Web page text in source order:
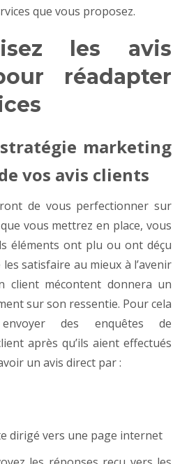
que vous proposez.
les avis
réadapter
marketing
vos avis clients
de vous perfectionner sur
vous mettrez en place, vous
éléments ont plu ou ont déçu
satisfaire au mieux à l’avenir
client mécontent donnera un
sur son ressentie. Pour cela
des enquêtes de
après qu’ils aient effectués
un avis direct par :
dirigé vers une page internet